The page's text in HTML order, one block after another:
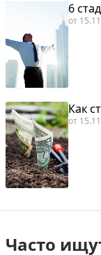
6
от
Как
от
Часто